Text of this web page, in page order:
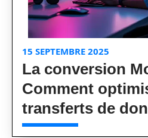
15 SEPTEMBRE 2025
La conversion
Comment
transferts de